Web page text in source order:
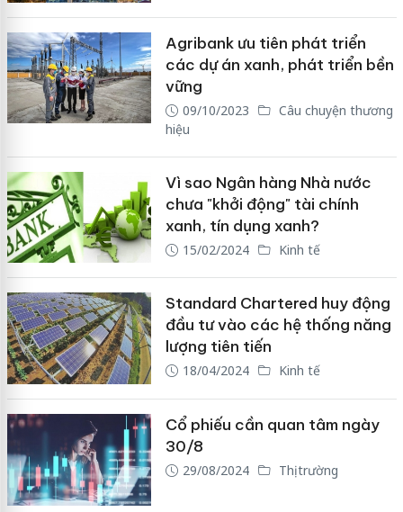
Agribank ưu tiên phát triển
các dự án xanh, phát triển bền
vững
09/10/2023
Câu chuyện thương
hiệu
Vì sao Ngân hàng Nhà nước
chưa "khởi động" tài chính
xanh, tín dụng xanh?
15/02/2024 Kinh tế
Standard Chartered huy động
đầu tư vào các hệ thống năng
lượng tiên tiến
18/04/2024 Kinh tế
Cổ phiếu cần quan tâm ngày
30/8
29/08/2024 Thị trường